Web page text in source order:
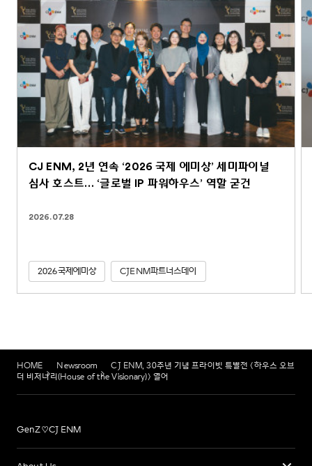
CJ ENM, 2년 연속 ‘2026 국제 에미상’ 세미파이널
심사 호스트… ‘글로벌 IP 파워하우스’ 역할 굳건
2026.07.28
2026국제에미상 CJENM파트너스데이
HOME Newsroom
CJ ENM, 30주년 기념 프라이빗 특별전 <하우스 오브
더 비저너리(House of the Visionary)> 열어
GenZ♡CJ ENM